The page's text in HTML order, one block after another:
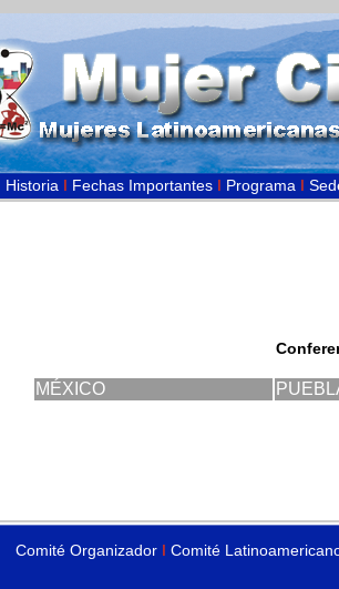
Historia I Fechas ImportantesI Programa I
MÉXICO
Comité Organizador I Comité